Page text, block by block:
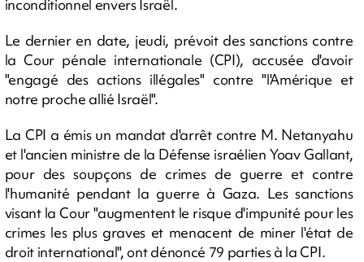
inconditionnel envers Israël.
Le dernier en date, jeudi, prévoit des sanctions contre
la Cour pénale internationale (CPI), accusée d'avoir
"engagé des actions illégales" contre "l'Amérique et
notre proche allié Israël".
La CPI a émis un mandat d'arrêt contre M. Netanyahu
et l'ancien ministre de la Défense israélien Yoav Gallant,
pour des soupçons de crimes de guerre et contre
l'humanité pendant la guerre à Gaza. Les sanctions
visant la Cour "augmentent le risque d'impunité pour les
crimes les plus graves et menacent de miner l'état de
droit international", ont dénoncé 79 parties à la CPI.